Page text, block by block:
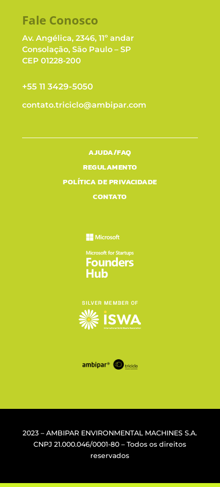
Fale Conosco
Av. Angélica, 2346, 11º andar
Consolação, São Paulo – SP
CEP 01228-200
+55 11 3429-5050
contato.triciclo@ambipar.com
AJUDA/FAQ
REGULAMENTO
POLÍTICA DE PRIVACIDADE
CONTATO
2023 – AMBIPAR ENVIRONMENTAL MACHINES S.A.
CNPJ21.000.046/0001-80 – Todos os direitos
reservados